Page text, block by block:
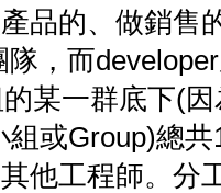
品的、做銷售
隊，而
某一群底下(
或Group)總
他工程師。分